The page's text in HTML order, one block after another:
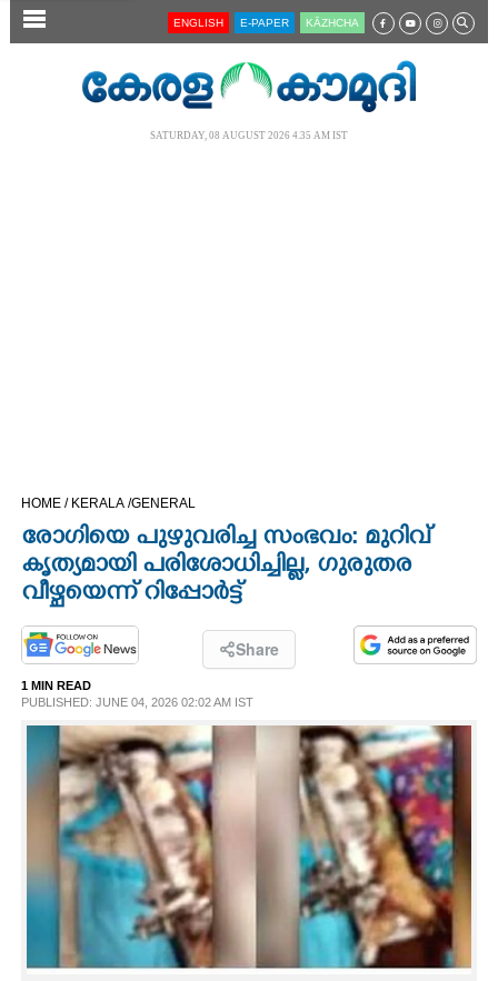
SECTIONS
OPINION
PHOTOS
LIFESTYLE
SPIRITUAL
INFO+
ART
ASTRO
ENGLISH E-PAPER KĀZHCHA
SATURDAY, 08 AUGUST 2026 4.35 AM IST
HOME / KERALA /GENERAL
രോഗിയെ പുഴുവരിച്ച സംഭവം: മുറിവ്
കൃത്യമായി പരിശോധിച്ചില്ല, ഗുരുതര
വീഴ്ചയെന്ന് റിപ്പോർട്ട്
Share
1 MIN READ
PUBLISHED: JUNE 04, 2026 02:02 AM IST